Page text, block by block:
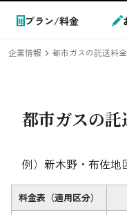
プラン/料金
個人のお客さま
でガ割のご案内
シミュレーション
お申し込み一覧
企業情報 都市ガスの託送料
都市ガスの
例） 新木野・布佐地
料金表（適用区分）